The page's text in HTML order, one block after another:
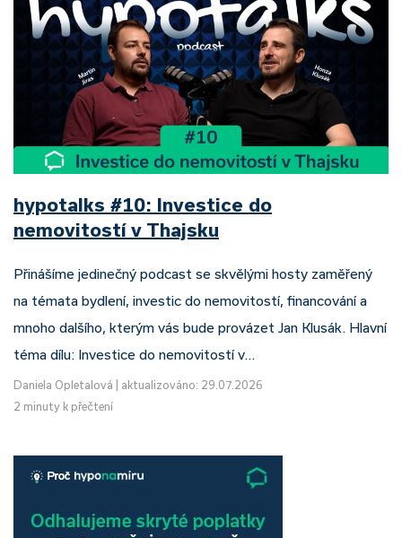
hypotalks #10: Investice do
nemovitostí v Thajsku
Přinášíme jedinečný podcast se skvělými hosty zaměřený
na témata bydlení, investic do nemovitostí, financování a
mnoho dalšího, kterým vás bude provázet Jan Klusák. Hlavní
téma dílu: Investice do nemovitostí v…
Daniela Opletalová
aktualizováno: 29.07.2026
2 minuty k přečtení